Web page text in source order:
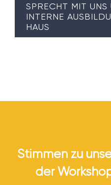
SPRECHT MIT UNS
INTERNE
HAUS
Stimmen zu
der